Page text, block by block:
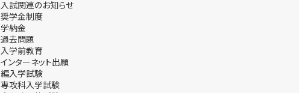
⼊試関連のお知らせ
奨学⾦制度
学納⾦
過去問題
入学前教育
インターネット出願
編入学試験
専攻科入学試験